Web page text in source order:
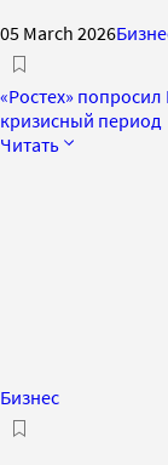
05 March 2026
«Ростех»
кризисный период
Читать
Бизнес